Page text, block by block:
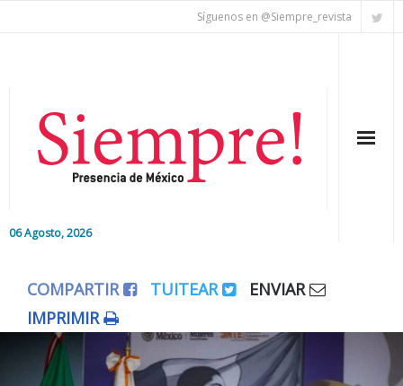
Síguenos en @Siempre_revista
06 Agosto, 2026
Editorial
Nacional
COMPARTIR TUITEAR
ENVIAR
IMPRIMIR